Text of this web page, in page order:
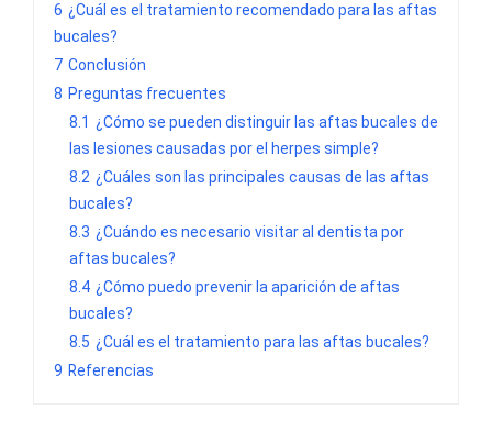
6 ¿Cuál es el tratamiento recomendado para las aftas
bucales?
7 Conclusión
8 Preguntas frecuentes
8.1 ¿Cómo se pueden distinguir las aftas bucales de
las lesiones causadas por el herpes simple?
8.2 ¿Cuáles son las principales causas de las aftas
bucales?
8.3 ¿Cuándo es necesario visitar al dentista por
aftas bucales?
8.4 ¿Cómo puedo prevenir la aparición de aftas
bucales?
8.5 ¿Cuál es el tratamiento para las aftas bucales?
9 Referencias